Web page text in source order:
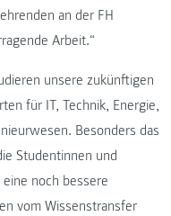
an der FH
Arbeit.“
unsere zukünftigen
für IT, Technik, Energie,
Besonders das
Studentinnen und
noch bessere
vom Wissenstransfer